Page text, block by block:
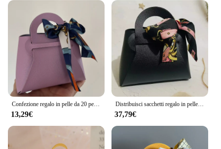
13,29€
Distribuisci sacchetti regalo in pelle Borsa per bomboniere per ospiti Mini borsa con nastro Grande scatola per imballaggio di caramelle Decorazioni per feste16X7X17
37,79€